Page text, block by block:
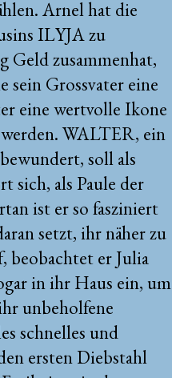
Arnel hat die
ILYJA zu
Geld zusammenhat,
sein Grossvater eine
eine wertvolle Ikone
WALTER, ein
soll als
sich, als Paule der
ist er so fasziniert
setzt, ihr näher zu
beobachtet er Julia
in ihr Haus ein, um
unbeholfene
schnelles und
ersten Diebstahl